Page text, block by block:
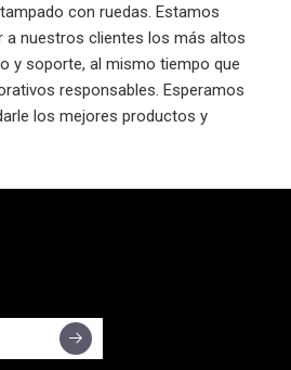
con ruedas. Estamos
a nuestros clientes los más altos
y soporte, al mismo tiempo que
responsables. Esperamos
los mejores productos y